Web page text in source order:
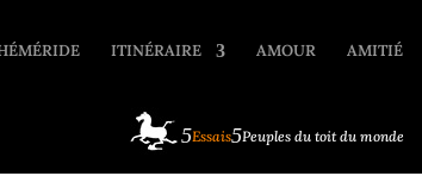
ITINÉRAIRE AMOUR AMITIÉ
Essais Peuples du toit du monde